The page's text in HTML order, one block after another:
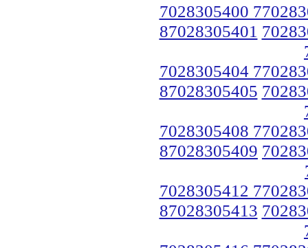
7028305400
87028305401
7028305404
87028305405
7028305408
87028305409
7028305412
87028305413